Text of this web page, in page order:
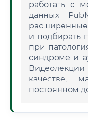
работать с
данных
и подбирать
при
синдроме и
качестве,
постоянном